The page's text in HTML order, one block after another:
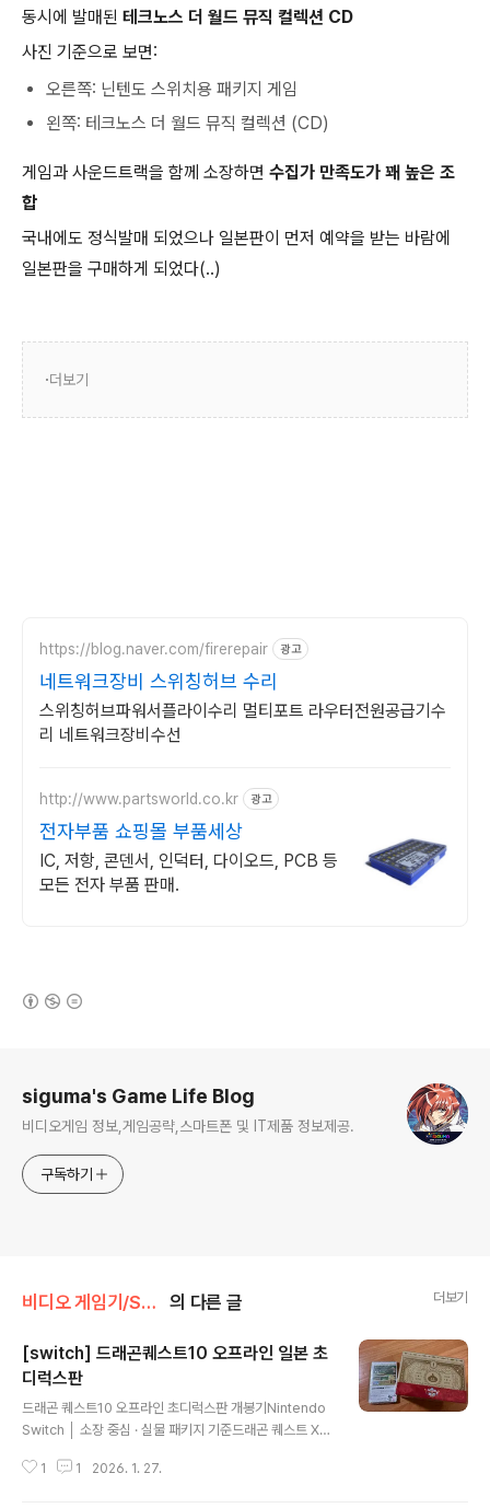
동시에 발매된 테크노스 더 월드 뮤직 컬렉션 CD
사진 기준으로 보면:
오른쪽: 닌텐도 스위치용 패키지 게임
왼쪽: 테크노스 더 월드 뮤직 컬렉션 (CD)
게임과 사운드트랙을 함께 소장하면 수집가 만족도가 꽤 높은 조
합
국내에도 정식발매 되었으나 일본판이 먼저 예약을 받는 바람에
일본판을 구매하게 되었다(..)
더보기
https://blog.naver.com/firerepair 광고
네트워크장비 스위칭허브 수리
스위칭허브파워서플라이수리 멀티포트 라우터전원공급기수
리 네트워크장비수선
http://www.partsworld.co.kr 광고
전자부품 쇼핑몰 부품세상
IC, 저항, 콘덴서, 인덕터, 다이오드, PCB 등
모든 전자 부품 판매.
siguma's Game Life Blog
비디오게임 정보,게임공략,스마트폰 및 IT제품 정보제공.
구독하기
비디오 게임기/Switch 의 다른 글 더보기
[switch] 드래곤퀘스트10 오프라인 일본 초
디럭스판
드래곤 퀘스트10 오프라인 초디럭스판 개봉기Nintendo
Switch │ 소장 중심 · 실물 패키지 기준드래곤 퀘스트 X
트 X를완전한 싱글 플레이 RPG로 재구성한 독특한 타이
1 1 2026. 1. 27.